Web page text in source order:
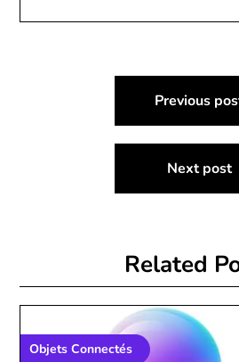
navigation
Previous
Next post
Related
Objets Connectés